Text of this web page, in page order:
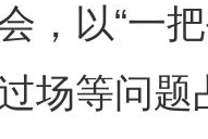
，以“一
场等问